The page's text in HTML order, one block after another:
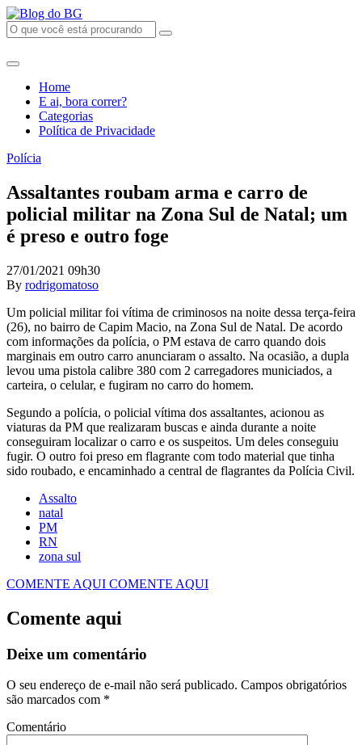
Home
E ai, bora correr?
Categorias
Política de Privacidade
Polícia
Assaltantes roubam arma e carro de
policial militar na Zona Sul de Natal; um
é preso e outro foge
27/01/2021 09h30
By rodrigomatoso
Um policial militar foi vítima de criminosos na noite dessa terça-feira
(26), no bairro de Capim Macio, na Zona Sul de Natal. De acordo
com informações da polícia, o PM estava de carro quando dois
marginais em outro carro anunciaram o assalto. Na ocasião, a dupla
levou uma pistola calibre 380 com 2 carregadores municiados, a
carteira, o celular, e fugiram no carro do homem.
Segundo a polícia, o policial vítima dos assaltantes, acionou as
viaturas da PM que realizaram buscas e ainda durante a noite
conseguiram localizar o carro e os suspeitos. Um deles conseguiu
fugir. O outro foi preso em flagrante com todo material que tinha
sido roubado, e encaminhado a central de flagrantes da Polícia Civil.
Assalto
natal
PM
RN
zona sul
COMENTE AQUI COMENTE AQUI
Comente aqui
Deixe um comentário
O seu endereço de e-mail não será publicado. Campos obrigatórios
são marcados com *
Comentário